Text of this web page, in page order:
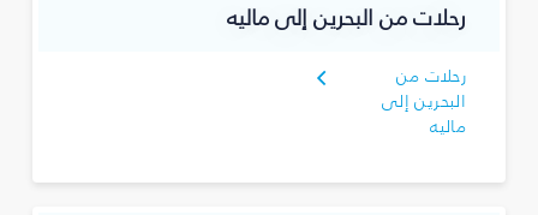
رحلات من البحرين إلى ماليه
رحلات من
البحرين إلى
ماليه